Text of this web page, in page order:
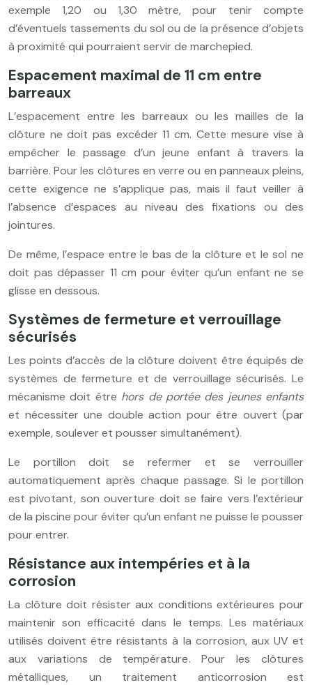
exemple 1,20 ou 1,30 mètre, pour tenir compte
d’éventuels tassements du sol ou de la présence d’objets
à proximité qui pourraient servir de marchepied.
Espacement maximal de 11 cm entre
barreaux
L’espacement entre les barreaux ou les mailles de la
clôture ne doit pas excéder 11 cm. Cette mesure vise à
empêcher le passage d’un jeune enfant à travers la
barrière. Pour les clôtures en verre ou en panneaux pleins,
cette exigence ne s’applique pas, mais il faut veiller à
l’absence d’espaces au niveau des fixations ou des
jointures.
De même, l’espace entre le bas de la clôture et le sol ne
doit pas dépasser 11 cm pour éviter qu’un enfant ne se
glisse en dessous.
Systèmes de fermeture et verrouillage
sécurisés
Les points d’accès de la clôture doivent être équipés de
systèmes de fermeture et de verrouillage sécurisés. Le
mécanisme doit être hors de portée des jeunes enfants
et nécessiter une double action pour être ouvert (par
exemple, soulever et pousser simultanément).
Le portillon doit se refermer et se verrouiller
automatiquement après chaque passage. Si le portillon
est pivotant, son ouverture doit se faire vers l’extérieur
de la piscine pour éviter qu’un enfant ne puisse le pousser
pour entrer.
Résistance aux intempéries et à la
corrosion
La clôture doit résister aux conditions extérieures pour
maintenir son efficacité dans le temps. Les matériaux
utilisés doivent être résistants à la corrosion, aux UV et
aux variations de température. Pour les clôtures
métalliques, un traitement anticorrosion est